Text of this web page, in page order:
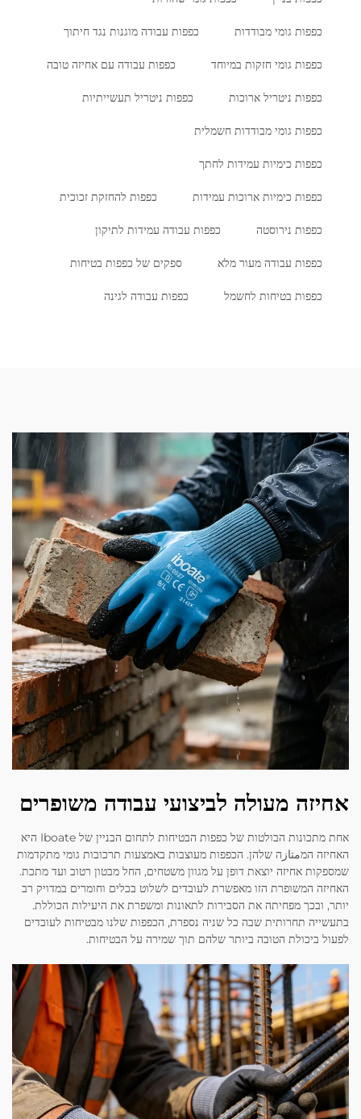
כפפות גומי מבודדות כפפות עבודה מוגנות נגד חיתוך
כפפות גומי חזקות במיוחד כפפות עבודה עם אחיזה טובה
כפפות ניטריל ארוכות כפפות ניטריל תעשייתיות
כפפות גומי מבודדות חשמלית
כפפות כימיות עמידות לחתך
כפפות כימיות ארוכות עמידות כפפות להחזקת זכוכית
כפפות נירוסטה כפפות עבודה עמידות לתיקון
כפפות עבודה מעור מלא ספקים של כפפות בטיחות
כפפות בטיחות לחשמל כפפות עבודה לגינה
אחיזה מעולה לביצועי עבודה משופרים
אחת מתכונות הבולטות של כפפות הבטיחות לתחום הבניין של Iboate היא
האחיזה המمتازה שלהן. הכפפות מעוצבות באמצעות תרכובות גומי מתקדמות
שמספקות אחיזה יוצאת דופן על מגוון משטחים, החל מבטון רטוב ועד מתכת.
האחיזה המשופרת הזו מאפשרת לעובדים לשלוט בכלים וחומרים במדויק רב
יותר, ובכך מפחיתה את הסבירות לתאונות ומשפרת את היעילות הכוללת.
בתעשייה תחרותית שבה כל שניה נספרת, הכפפות שלנו מבטיחות לעובדים
לפעול ביכולת הטובה ביותר שלהם תוך שמירה על הבטיחות.